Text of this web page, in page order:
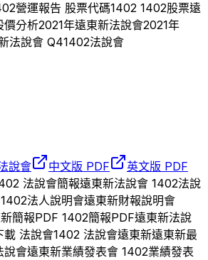
營運報告 股票代碼1402 1402股票遠
價分析2021年遠東新法說會2021年
法說會 Q41402法說會
說會 中文版 PDF
英文版 PDF
法說會簡報遠東新法說會 1402法說
1402法人說明會遠東新財報說明會
簡報PDF 1402簡報PDF遠東新法說
載 法說會1402 法說會遠東新遠東新最
說會遠東新業績發表會 1402業績發表